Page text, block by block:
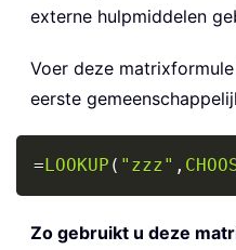
externe hulpmiddelen
Voer deze
eerste
=LOOKUP ( "zzz" ,
Zo gebruikt u deze